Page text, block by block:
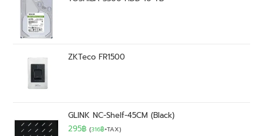
ZKTeco FR1500
GLINK NC-Shelf-45CM (Black)
295฿ (316฿+TAX)